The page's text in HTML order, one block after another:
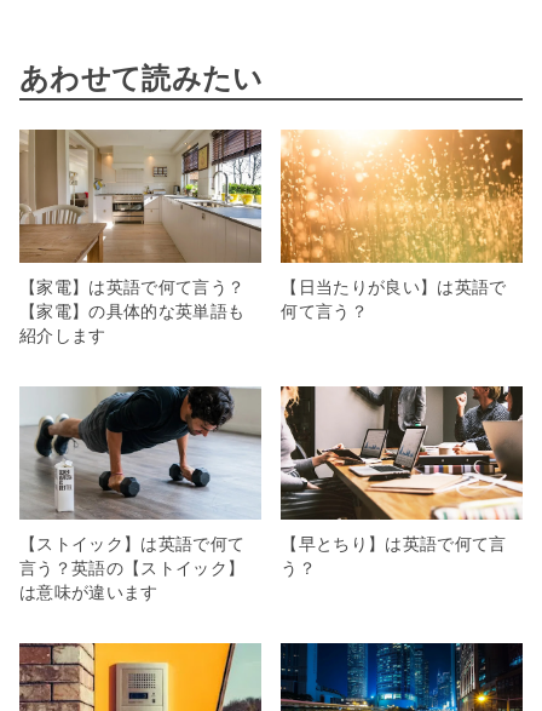
あわせて読みたい
【家電】は英語で何て言う？
【家電】の具体的な英単語も
紹介します
【日当たりが良い】は英語で
何て言う？
【ストイック】は英語で何て
言う？英語の【ストイック】
は意味が違います
【早とちり】は英語で何て言
う？